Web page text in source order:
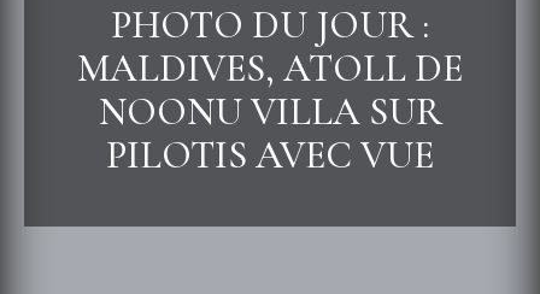
PHOTO DU JOUR :
MALDIVES, ATOLL DE
NOONU VILLA SUR
PILOTIS AVEC VUE